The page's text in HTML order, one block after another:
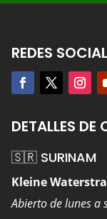
REDES
DETALLES
🇸🇷 SURINAM
Kleine
Abierto de lunes a